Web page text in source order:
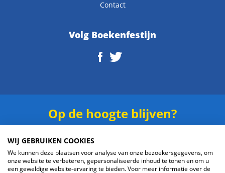
Contact
Volg Boekenfestijn
Op de hoogte blijven?
WIJ GEBRUIKEN COOKIES
We kunnen deze plaatsen voor analyse van onze bezoekersgegevens, om
onze website te verbeteren, gepersonaliseerde inhoud te tonen en om u
een geweldige website-ervaring te bieden. Voor meer informatie over de